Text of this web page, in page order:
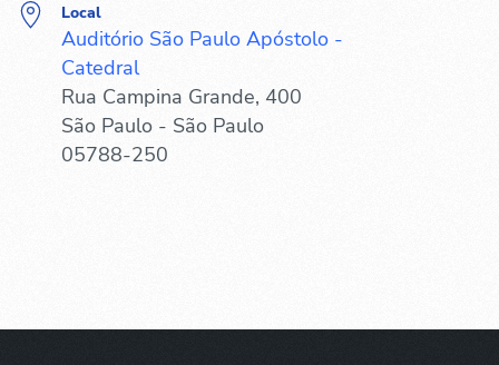
Local
Auditório São Paulo Apóstolo -
Catedral
Rua Campina Grande, 400
São Paulo - São Paulo
05788-250